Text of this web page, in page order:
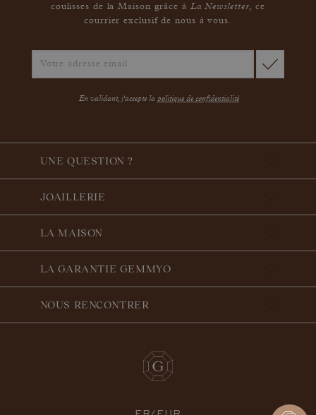
coulisses de la Maison grâce à La Newsletter,ce
courrier exclusif de nous à vous.
En validant, j'accepte la politique de confidentialité
UNE QUESTION ?
JOAILLERIE
LA MAISON
LA GARANTIE GEMMYO
NOUS RENCONTRER